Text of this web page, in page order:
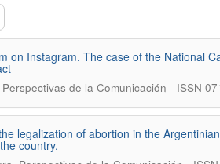
on Instagram. The case of the National
Perspectivas de la Comunicación - ISSN
legalization of abortion in the
country.